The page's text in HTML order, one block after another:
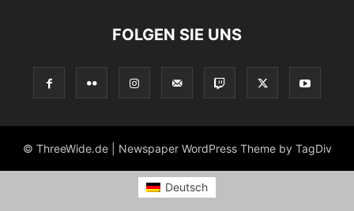
FOLGEN SIE UNS
© ThreeWide.de | Newspaper WordPress Theme by TagDiv
Deutsch